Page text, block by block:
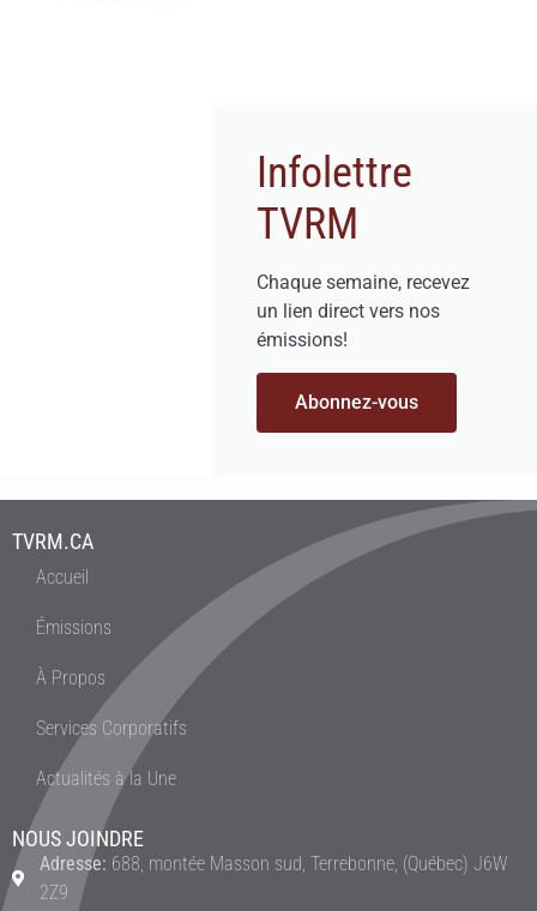
Infolettre
TVRM
Chaque semaine, recevez
un lien direct vers nos
émissions!
Abonnez-vous
TVRM.CA
Accueil
Émissions
À Propos
Services Corporatifs
Actualités à la Une
NOUS JOINDRE
Adresse: 688, montée Masson sud, Terrebonne, (Québec) J6W
2Z9